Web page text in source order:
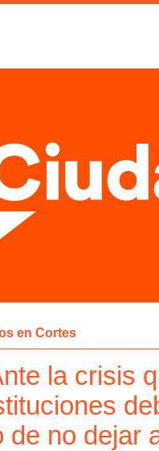
en Cortes
la crisis
no dejar